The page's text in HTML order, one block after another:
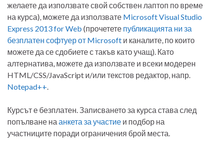
желаете да използвате свой собствен лаптоп по време
на курса), можете да използвате Microsoft Visual Studio
Express 2013 for Web (прочетете публикацията ни за
безплатен софтуер от Microsoft и каналите, по които
можете да се сдобиете с такъв като учащ). Като
алтернатива, можете да използвате и всеки модерен
HTML/CSS/JavaScript и/или текстов редактор, напр.
Notepad++.
Курсът е безплатен. Записването за курса става след
попълване на анкета за участие и подбор на
участниците поради ограничения брой места.